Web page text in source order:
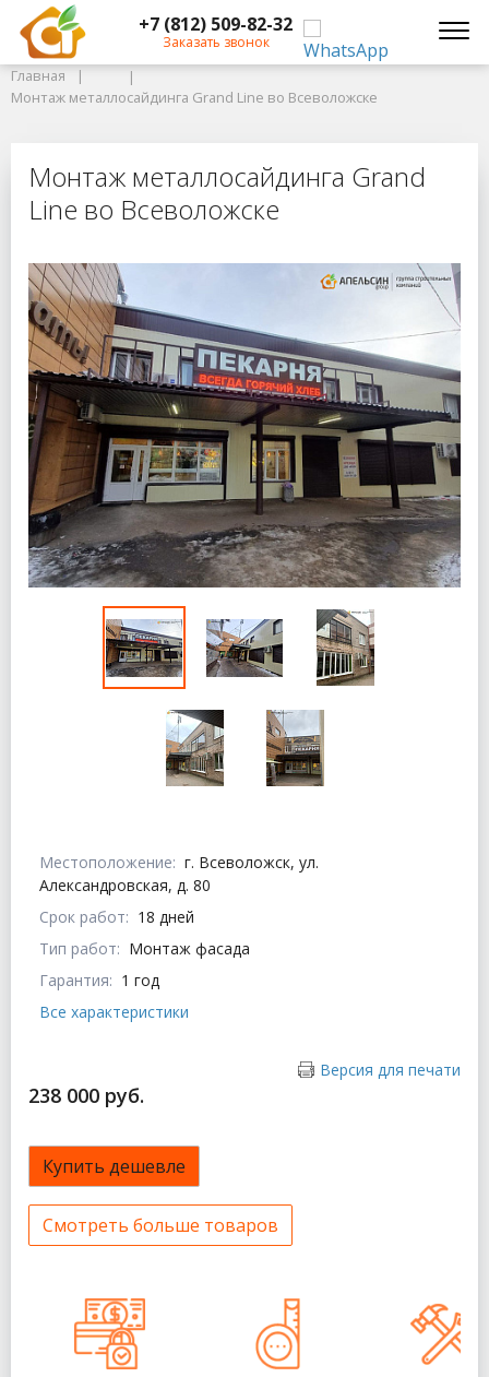
+7 (812) 509-82-32
Заказать звонок
Главная
Монтаж металлосайдинга Grand Line во Всеволожске
Монтаж металлосайдинга Grand
Главная
Монтаж металлосайдинга Grand Line во Всеволожске
Монтаж металлосайдинга Grand
Line во Всеволожске
Местоположение: г. Всеволожск, ул.
Александровская, д. 80
Срок работ: 18 дней
Тип работ: Монтаж фасада
Гарантия: 1 год
Все характеристики
Версия для печати
238 000 руб.
Купить дешевле
Смотреть больше товаров